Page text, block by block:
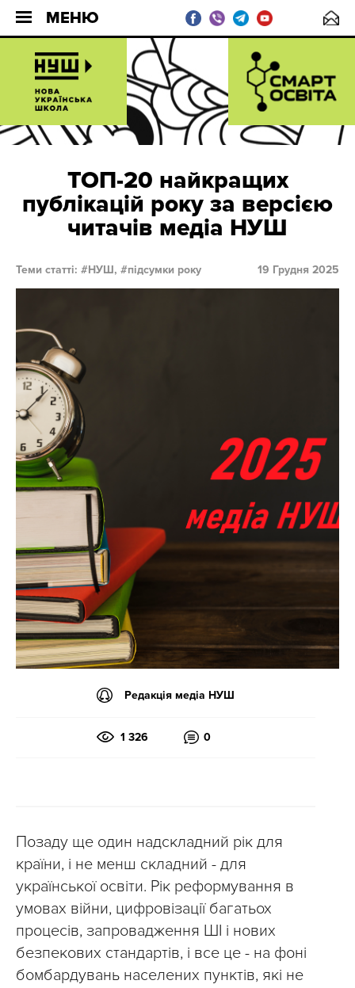
МЕНЮ
ТОП-20 найкращих
публікацій року за версією
читачів медіа НУШ
Теми статті: НУШ, підсумки року 19 Грудня 2025
Редакція медіа НУШ
1 326 0
Позаду ще один надскладний рік для
країни, і не менш складний - для
української освіти. Рік реформування в
умовах війни, цифровізації багатьох
процесів, запровадження ШІ і нових
безпекових стандартів, і все це - на фоні
бомбардувань населених пунктів, які не